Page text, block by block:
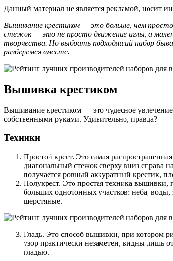
Данный материал не является рекламой, носит
Вышивание крестиком — это больше, чем
стежок — это не просто движение иглы, а
творчества. Но выбрать подходящий набор
разберемся вместе.
Вышивка крестиком
Вышивание крестиком — это чудесное
собственными руками. Удивительно, правда?
Техники
Простой крест. Это самая
диагональный стежок сверху вниз справа
получается ровный аккуратный крестик,
Полукрест. Это простая техника вышивки,
больших однотонных участков: неба,
шерстяные.
Гладь. Это способ вышивки, при котором
узор практически незаметен, видны лишь
гладью.